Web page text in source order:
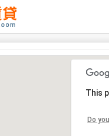
This
Do